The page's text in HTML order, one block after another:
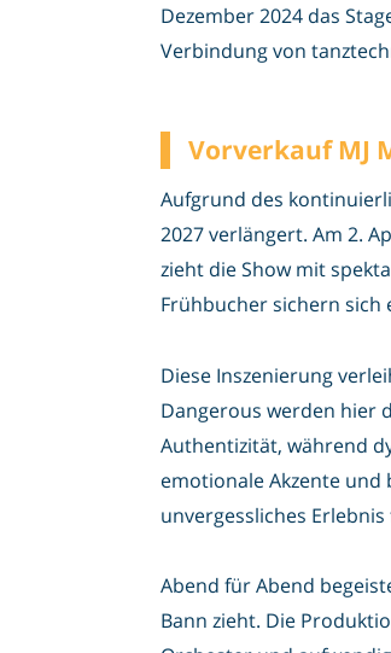
Dezember 2024 das
Verbindung von
Vorverkauf MJ
Aufgrund des
2027 verlängert. Am 2.
zieht die Show mit
Frühbucher sichern
Diese Inszenierung
Dangerous werden hier
Authentizität, während
emotionale Akzente
unvergessliches
Abend für Abend
Bann zieht. Die